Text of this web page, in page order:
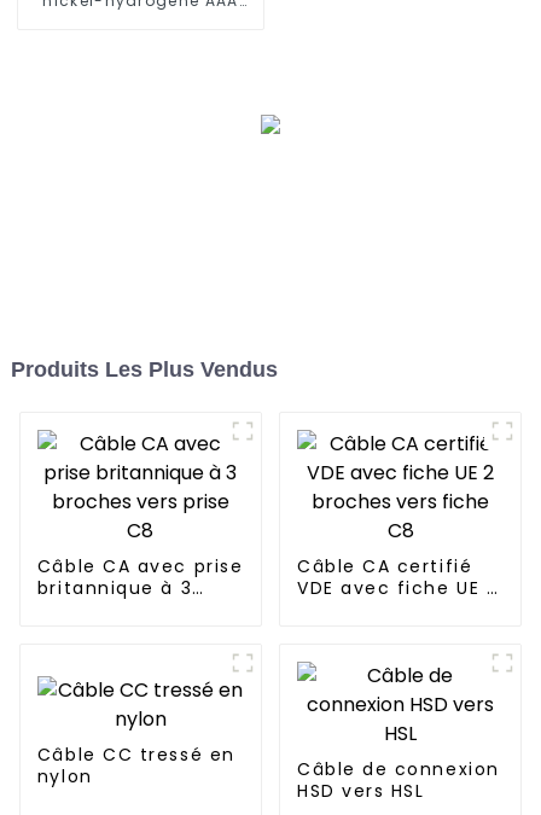
Produits Les Plus Vendus
Câble CA avec prise
britannique à 3
Câble CA certifié
VDE avec fiche UE 2
Câble CC tressé en
nylon
Câble de connexion
HSD vers HSL